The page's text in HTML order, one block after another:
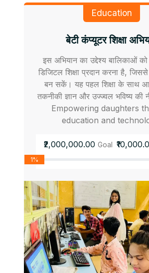
Education
बेटी कंप्यूटर शिक्षा
इस अभियान का उद्देश्य बालिकाओं
डिजिटल शिक्षा प्रदान करना है, जिससे
बन सकें। यह पहल शिक्षा के साथ
तकनीकी ज्ञान और उज्ज्वल भविष्य की
Empowering daughters
education and
₹2,000,000.00 Goal
1%